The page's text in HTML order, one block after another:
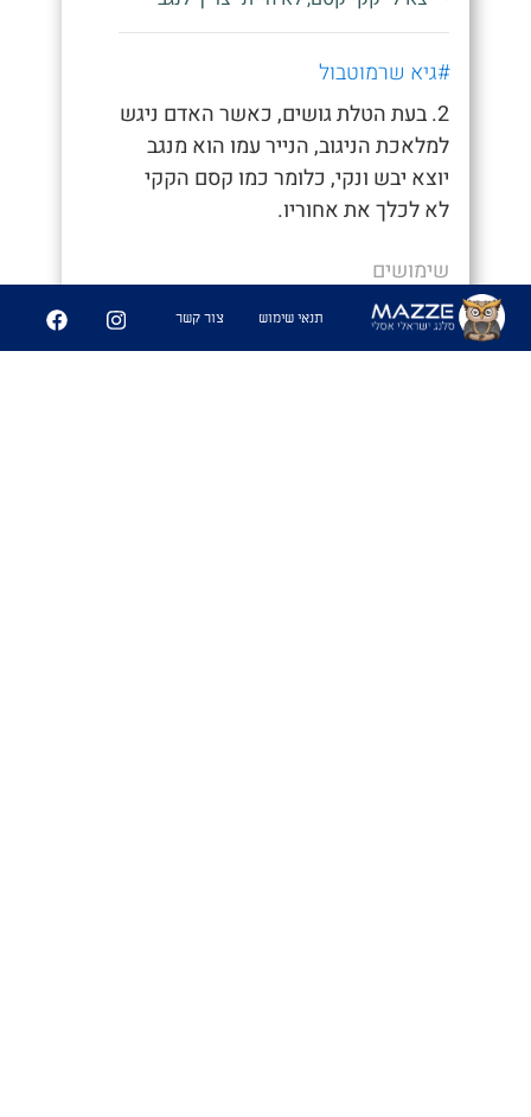
#גיא שרמוטבול
2. בעת הטלת גושים, כאשר האדם ניגש
למלאכת הניגוב, הנייר עמו הוא מנגב
יוצא יבש ונקי, כלומר כמו קסם הקקי
לא לכלך את אחוריו.
שימושים
- "איך סיימת ככה מהר, חשבתי כבר נאחר"
תנאי שימוש צור קשר